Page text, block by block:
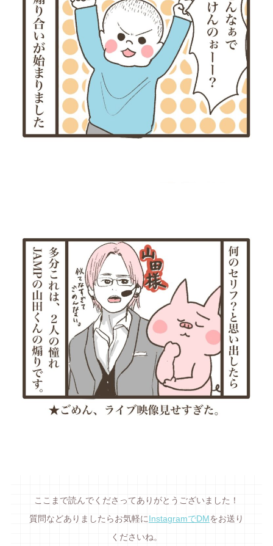
ここまで読んでくださってありがとうございました！
質問などありましたらお気軽に InstagramでDM をお送り
くださいね。